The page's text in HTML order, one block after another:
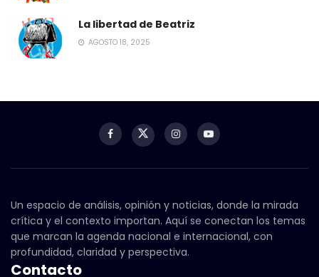
La libertad de Beatriz
AGOSTO 18, 2025
Un espacio de análisis, opinión y noticias, donde la mirada
crítica y el contexto importan. Aquí se conectan los temas
que marcan la agenda nacional e internacional, con
profundidad, claridad y perspectiva.
Contacto